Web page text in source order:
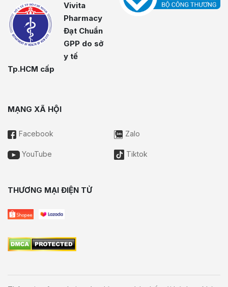
Vivita
Pharmacy
Đạt Chuẩn
GPP do sở
y tế
Tp.HCM cấp
MẠNG XÃ HỘI
Facebook Zalo
YouTube Tiktok
THƯƠNG MẠI ĐIỆN TỬ